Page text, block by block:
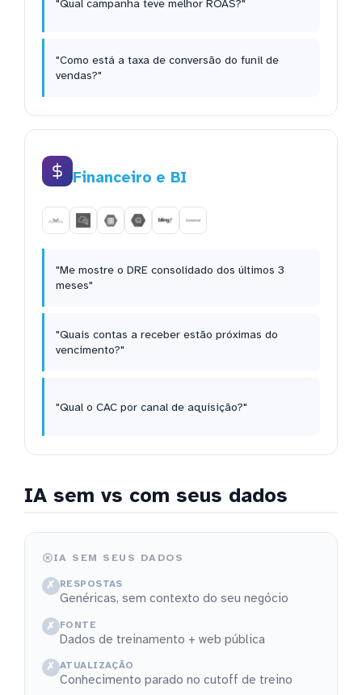
"Qual campanha teve melhor ROAS?"
"Como está a taxa de conversão do funil de
vendas?"
Financeiro e BI
"Me mostre o DRE consolidado dos últimos 3
meses"
"Quais contas a receber estão próximas do
vencimento?"
"Qual o CAC por canal de aquisição?"
IA sem vs com seus dados
IA SEM SEUS DADOS
✗ RESPOSTAS
Genéricas, sem contexto do seu negócio
✗ FONTE
Dados de treinamento + web pública
✗ ATUALIZAÇÃO
Conhecimento parado no cutoff de treino